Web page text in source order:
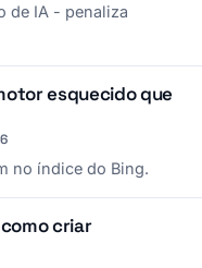
de IA - penaliza
esquecido que
no índice do Bing.
criar